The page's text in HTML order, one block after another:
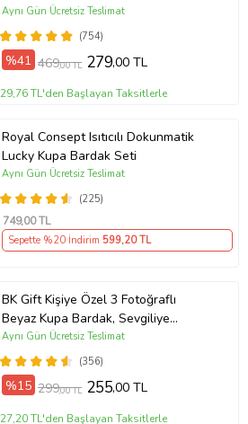
Hediye, Arkadaşa Hediye, Doğum
Günü Hediyesi(754)
Aynı Gün Ücretsiz Teslimat
%41 469,00 TL 279,00 TL
29,76 TL'den Başlayan Taksitlerle
Royal Consept Isıtıcılı Dokunmatik
Lucky Kupa Bardak Seti
(225)
Aynı Gün Ücretsiz Teslimat
749,00 TL
Sepette %20 İndirim 599,20 TL
BK Gift Kişiye Özel 3 Fotoğraflı
Beyaz Kupa Bardak, Sevgiliye
Hediye, Arkadaşa Hediye
(356)
Aynı Gün Ücretsiz Teslimat
%15 299,00 TL 255,00 TL
27,20 TL'den Başlayan Taksitlerle